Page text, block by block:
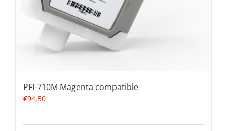
PFI-710M Magenta compatible
€94,50